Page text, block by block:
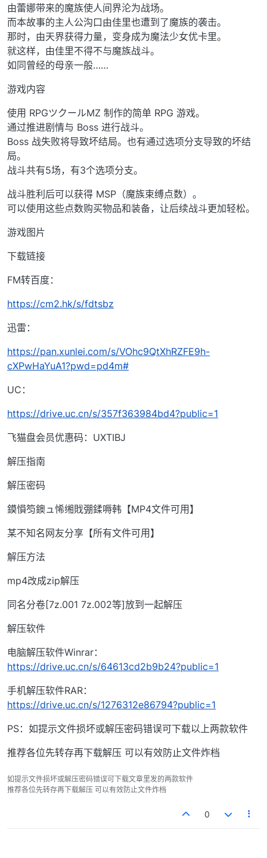
由蕾娜带来的魔族使人间界沦为战场。
而本故事的主人公沟口由佳里也遭到了魔族的袭击。
那时，由天界获得力量，变身成为魔法少女优卡里。
就这样，由佳里不得不与魔族战斗。
如同曾经的母亲一般……
游戏内容
使用 RPGツクールMZ 制作的简单 RPG 游戏。
通过推进剧情与 Boss 进行战斗。
Boss 战失败将导致坏结局。也有通过选项分支导致的坏结
局。
战斗共有5场，有3个选项分支。
战斗胜利后可以获得 MSP（魔族束缚点数）。
可以使用这些点数购买物品和装备，让后续战斗更加轻松。
游戏图片
下载链接
FM转百度：
https://cm2.hk/s/fdtsbz
迅雷：
https://pan.xunlei.com/s/VOhc9QtXhRZFE9h-
cXPwHaYuA1?pwd=pd4m#
UC：
https://drive.uc.cn/s/357f363984bd4?public=1
飞猫盘会员优惠码：UXTIBJ
解压指南
解压密码
鏌愪笉鐭ュ悕缃戝弸鍒嗕韩【MP4文件可用】
某不知名网友分享【所有文件可用】
解压方法
mp4改成zip解压
同名分卷[7z.001 7z.002等]放到一起解压
解压软件
电脑解压软件Winrar：
https://drive.uc.cn/s/64613cd2b9b24?public=1
手机解压软件RAR：
https://drive.uc.cn/s/1276312e86794?public=1
PS：如提示文件损坏或解压密码错误可下载以上两款软件
推荐各位先转存再下载解压 可以有效防止文件炸档
如提示文件损坏或解压密码错误可下载文章里发的两款软件
推荐各位先转存再下载解压 可以有效防止文件炸档
0